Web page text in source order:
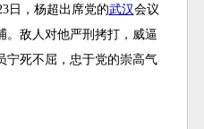
日，杨超出席党的武汉会议
。敌人对他严刑拷打，威逼
宁死不屈，忠于党的崇高气